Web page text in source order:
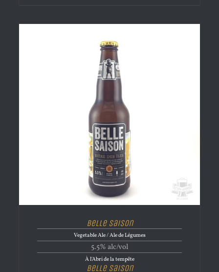
Belle Saison
Vegetable Ale / Ale de Légumes
5.5% alc/vol
À l'Abri de la tempête
Belle Saison